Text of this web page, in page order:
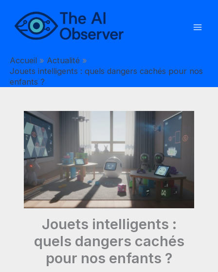
contenu
Accueil
Actualité
Jouets intelligents : quels dangers cachés pour nos
enfants ?
Jouets intelligents :
quels dangers cachés
pour nos enfants ?